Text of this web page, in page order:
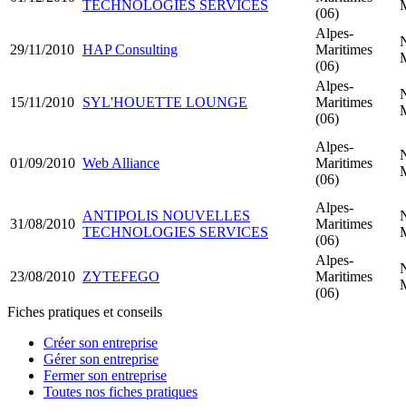
TECHNOLOGIES SERVICES
(06)
29/11/2010 HAP Consulting
Alpes-
Maritimes
(06)
15/11/2010 SYL'HOUETTE LOUNGE
Alpes-
Maritimes
(06)
01/09/2010 Web Alliance
Alpes-
Maritimes
(06)
31/08/2010
ANTIPOLIS NOUVELLES
TECHNOLOGIES SERVICES
Alpes-
Maritimes
(06)
23/08/2010 ZYTEFEGO
Alpes-
Maritimes
(06)
Fiches pratiques et conseils
Créer son entreprise
Gérer son entreprise
Fermer son entreprise
Toutes nos fiches pratiques